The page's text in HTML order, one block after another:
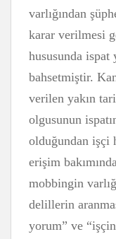
varlığından
karar verilmesi
hususunda
bahsetmiştir.
verilen yakın
olgusunun
olduğundan işçi
erişim
mobbingin
delillerin
yorum” ve